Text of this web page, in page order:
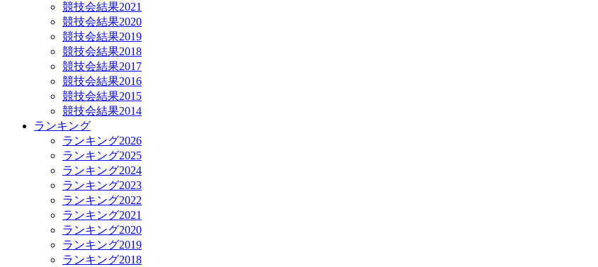
競技会結果2021
競技会結果2020
競技会結果2019
競技会結果2018
競技会結果2017
競技会結果2016
競技会結果2015
競技会結果2014
ランキング
ランキング2026
ランキング2025
ランキング2024
ランキング2023
ランキング2022
ランキング2021
ランキング2020
ランキング2019
ランキング2018